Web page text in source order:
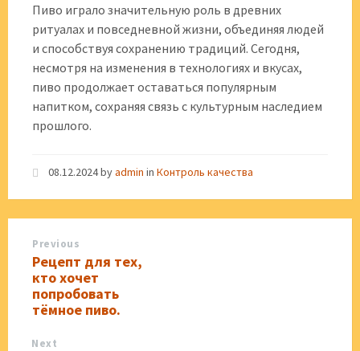
Пиво играло значительную роль в древних
ритуалах и повседневной жизни, объединяя людей
и способствуя сохранению традиций. Сегодня,
несмотря на изменения в технологиях и вкусах,
пиво продолжает оставаться популярным
напитком, сохраняя связь с культурным наследием
прошлого.
08.12.2024byadmin in Контроль качества
Previous
Рецепт для тех,
кто хочет
попробовать
тёмное пиво.
Next